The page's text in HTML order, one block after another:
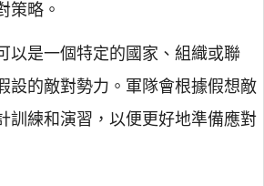
策略。
以是一個特定的國家、組織或聯
設的敵對勢力。軍隊會根據假想敵
訓練和演習，以便更好地準備應對